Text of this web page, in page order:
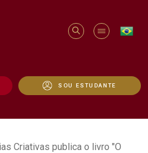
SOU ESTUDANTE
Criativas
Criativas publica o livro "O